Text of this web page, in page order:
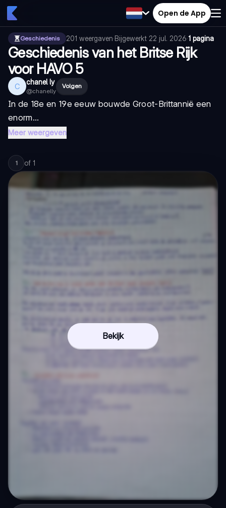
Open de App
Geschiedenis 201 weergaven·Bijgewerkt 22 jul. 2026·1 pagina
Geschiedenis van het Britse Rijk
voor HAVO 5
C chanel ly
@chanelly
Volgen
In de 18e en 19e eeuw bouwde Groot-Brittannië een
enorm...
Meer weergeven
1 of 1
Bekijk